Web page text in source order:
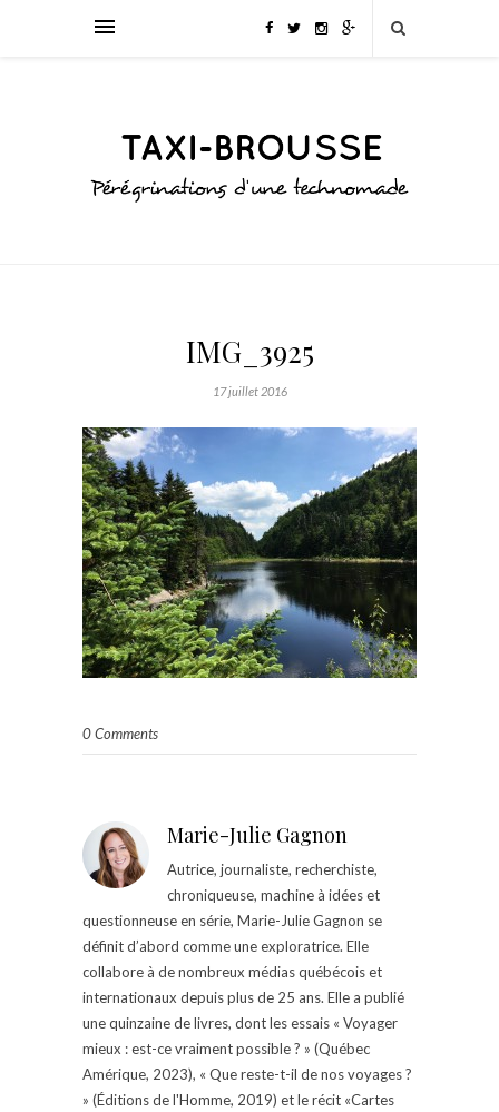
IMG_3925
17 juillet 2016
0 Comments
Marie-Julie Gagnon
Autrice, journaliste, recherchiste,
chroniqueuse, machine à idées et
questionneuse en série, Marie-Julie Gagnon se
définit d’abord comme une exploratrice. Elle
collabore à de nombreux médias québécois et
internationaux depuis plus de 25 ans. Elle a publié
une quinzaine de livres, dont les essais « Voyager
mieux : est-ce vraiment possible ? » (Québec
Amérique, 2023), « Que reste-t-il de nos voyages ?
» (Éditions de l'Homme, 2019) et le récit «Cartes